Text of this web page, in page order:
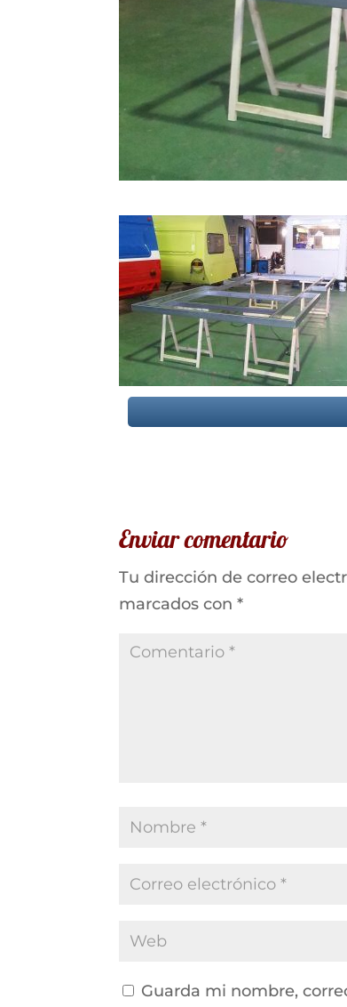
Enviar comentario
Tu dirección de correo
marcados con*
Guarda mi nombre,